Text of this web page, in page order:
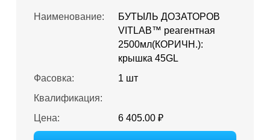
Наименование:
БУТЫЛЬ ДОЗАТОРОВ
VITLAB™ реагентная
2500мл(КОРИЧН.):
крышка 45GL
Фасовка:
1 шт
Квалификация:
Цена:
6 405.00 ₽